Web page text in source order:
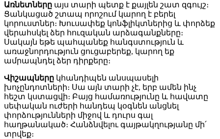
Առնետները այս տարի պետք է քայլեն շատ զգույշ։
Ցանկացած շտապ որոշում կարող է բերել
կորուստներ։ Խուսափեք կոնֆլիկտներից և փորձեք
վերահսկել ձեր հուզական արձագանքները։
Սակայն եթե պահպանեք հանգստություն և
առաջնորդություն ցուցաբերեք, կարող եք
ամրապնդել ձեր դիրքերը։
Վիշապները կհանդիպեն անսպասելի
խոչընդոտների։ Սա այն տարի չէ, երբ ամեն ինչ
հեշտ կստացվի։ Բայց համառությունը և հավատը
սեփական ուժերի հանդեպ կօգնեն անցնել
փորձությունների միջով և դուրս գալ
հաղթանակած։ Հանձնվելու գայթակղությանը մի՛
տրվեք։